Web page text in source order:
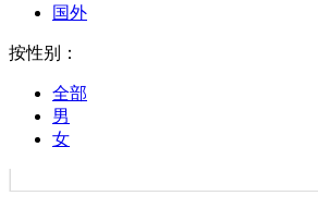
国外
按性别：
全部
男
女